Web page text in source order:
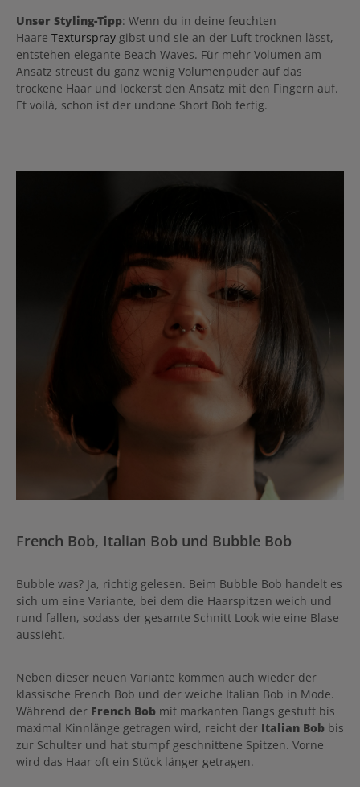
Unser Styling-Tipp: Wenn du in deine feuchten
Haare Texturspray gibst und sie an der Luft trocknen lässt,
entstehen elegante Beach Waves. Für mehr Volumen am
Ansatz streust du ganz wenig Volumenpuder auf das
trockene Haar und lockerst den Ansatz mit den Fingern auf.
Et voilà, schon ist der undone Short Bob fertig.
French Bob, Italian Bob und Bubble Bob
Bubble was? Ja, richtig gelesen. Beim Bubble Bob handelt es
sich um eine Variante, bei dem die Haarspitzen weich und
rund fallen, sodass der gesamte Schnitt Look wie eine Blase
aussieht.
Neben dieser neuen Variante kommen auch wieder der
klassische French Bob und der weiche Italian Bob in Mode.
Während der French Bob mit markanten Bangs gestuft bis
maximal Kinnlänge getragen wird, reicht der Italian Bob bis
zur Schulter und hat stumpf geschnittene Spitzen. Vorne
wird das Haar oft ein Stück länger getragen.